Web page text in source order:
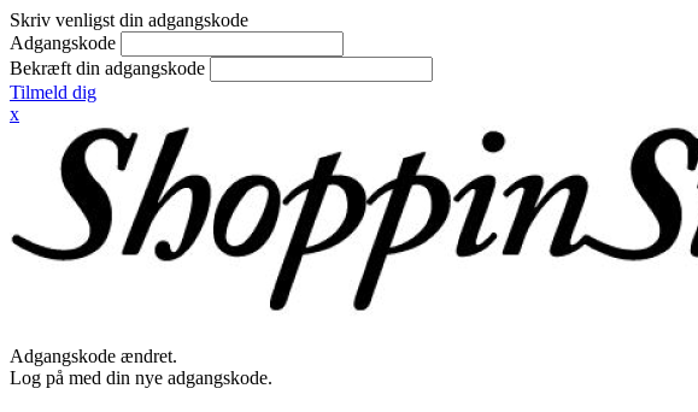
Skriv venligst din adgangskode
Adgangskode
Bekræft din adgangskode
Tilmeld dig
x
Adgangskode ændret.
Log på med din nye adgangskode.